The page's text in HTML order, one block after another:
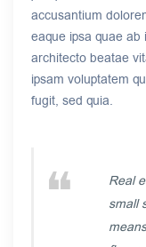
accusantium
eaque ipsa quae
architecto beatae
ipsam voluptatem
fugit, sed quia.
Real
small